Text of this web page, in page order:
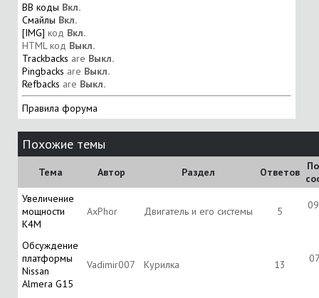
BB коды Вкл.
Смайлы Вкл.
[IMG] код Вкл.
HTML код Выкл.
Trackbacks are Выкл.
Pingbacks are Выкл.
Refbacks are Выкл.
Правила форума
Похожие темы
Тема Автор Раздел Ответов
Увеличение
мощности
K4M
AxPhor Двигатель и его системы 5
Обсуждение
платформы
Nissan
Almera G15
Vadimir007 Курилка 13